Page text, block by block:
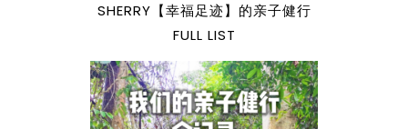
SHERRY【幸福足迹】的亲子健行
FULL LIST